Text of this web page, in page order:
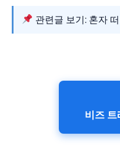
관련글 보기: 혼자
비즈